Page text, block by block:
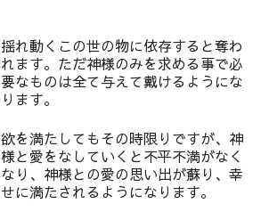
揺れ動くこの世の物に依存すると奪わ
れます。ただ神様のみを求める事で必
要なものは全て与えて戴けるようにな
ります。
欲を満たしてもその時限りですが、神
様と愛をなしていくと不平不満がなく
なり、神様との愛の思い出が蘇り、幸
せに満たされるようになります。